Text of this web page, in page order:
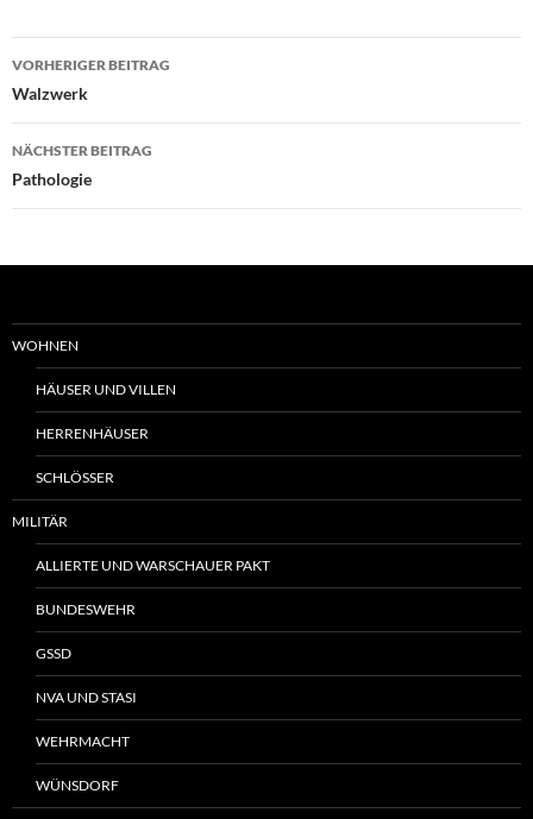
Beitrags-
Navigation
VORHERIGER BEITRAG
Walzwerk
NÄCHSTER BEITRAG
Pathologie
WOHNEN
HÄUSER UND VILLEN
HERRENHÄUSER
SCHLÖSSER
MILITÄR
ALLIERTE UND WARSCHAUER PAKT
BUNDESWEHR
GSSD
NVA UND STASI
WEHRMACHT
WÜNSDORF